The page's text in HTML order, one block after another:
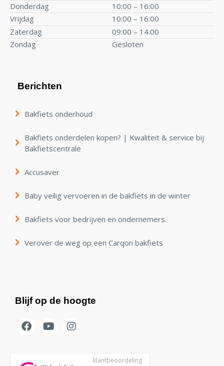
Donderdag
10:00 – 16:00
Vrijdag
10:00 – 16:00
Zaterdag
09:00 – 14:00
Zondag
Gesloten
Berichten
Bakfiets onderhoud
Bakfiets onderdelen kopen? | Kwaliteit & service bij
Bakfietscentrale
Accusaver
Baby veilig vervoeren in de bakfiets in de winter
Bakfiets voor bedrijven en ondernemers.
Verover de weg op een Carqon bakfiets
Blijf op de hoogte